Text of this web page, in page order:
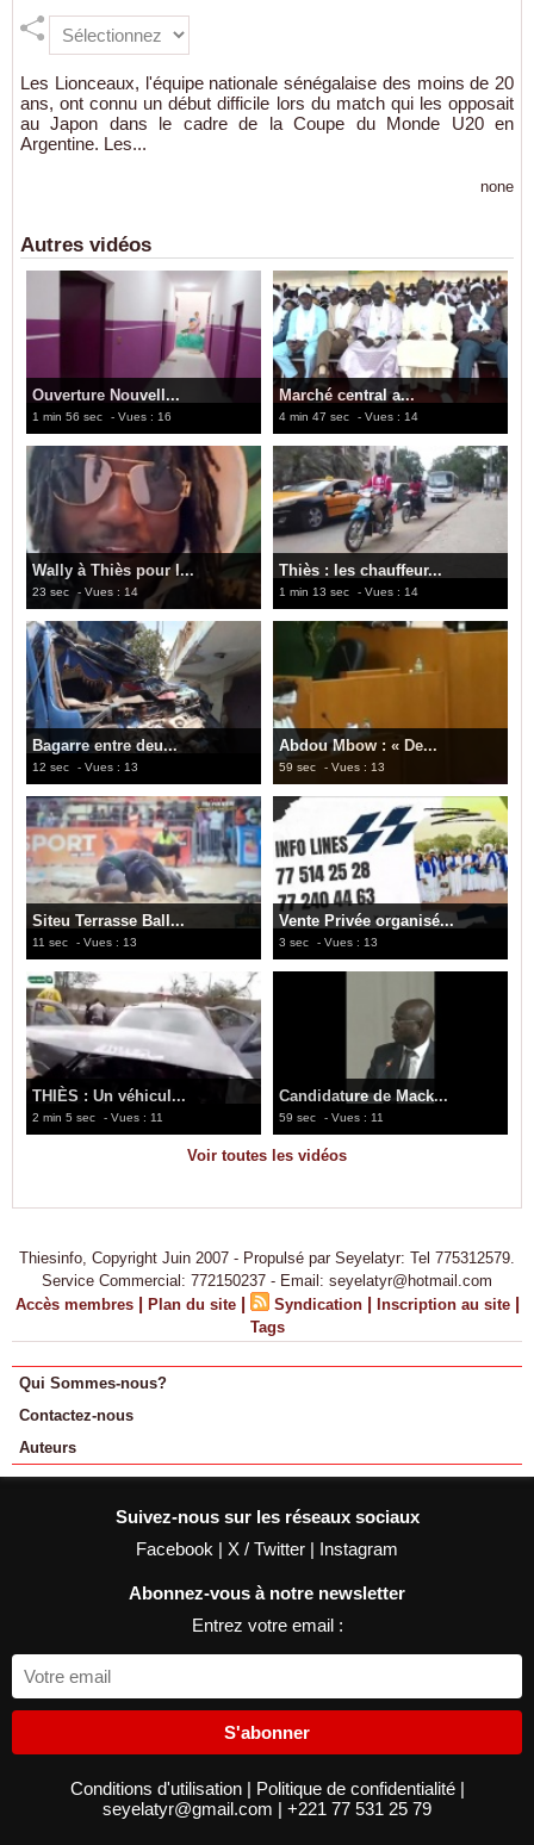
Les Lionceaux, l'équipe nationale sénégalaise des moins de 20
ans, ont connu un début difficile lors du match qui les opposait
au Japon dans le cadre de la Coupe du Monde U20 en
Argentine. Les...
none
Autres vidéos
Ouverture Nouvell...
1 min 56 sec - Vues : 16
Marché central a...
4 min 47 sec - Vues : 14
Wally à Thiès pour l...
23 sec - Vues : 14
Thiès : les chauffeur...
1 min 13 sec - Vues : 14
Bagarre entre deu...
12 sec - Vues : 13
Abdou Mbow : « De...
59 sec - Vues : 13
Siteu Terrasse Ball...
11 sec - Vues : 13
Vente Privée organisé...
3 sec - Vues : 13
THIÈS : Un véhicul...
2 min 5 sec - Vues : 11
Candidature de Mack...
59 sec - Vues : 11
Voir toutes les vidéos
Thiesinfo, Copyright Juin 2007 - Propulsé par Seyelatyr: Tel 775312579.
Service Commercial: 772150237 - Email: seyelatyr@hotmail.com
Accès membres | Plan du site | Syndication | Inscription au site |
Tags
Qui Sommes-nous?
Contactez-nous
Auteurs
Suivez-nous sur les réseaux sociaux
Facebook | X / Twitter | Instagram
Abonnez-vous à notre newsletter
Entrez votre email :
S'abonner
Conditions d'utilisation | Politique de confidentialité |
seyelatyr@gmail.com | +221 77 531 25 79